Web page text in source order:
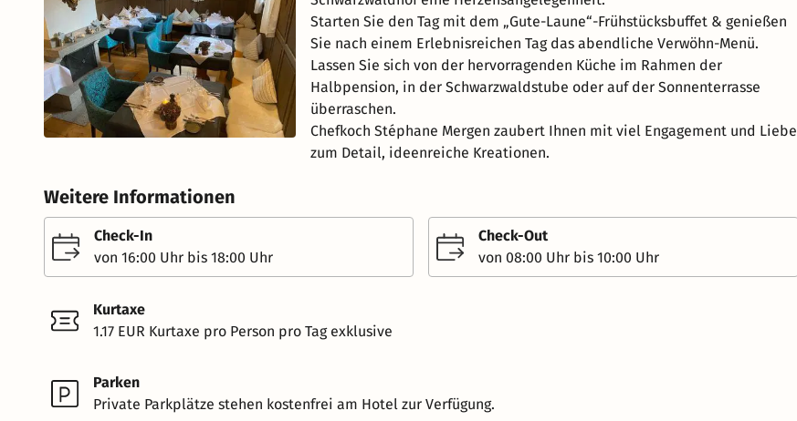
Starten Sie den Tag mit dem „Gute-Laune“-Frühstücksbuffet & genießen
Sie nach einem Erlebnisreichen Tag das abendliche Verwöhn-Menü.
Lassen Sie sich von der hervorragenden Küche im Rahmen der
Halbpension, in der Schwarzwaldstube oder auf der Sonnenterrasse
überraschen.
Chefkoch Stéphane Mergen zaubert Ihnen mit viel Engagement und Liebe
zum Detail, ideenreiche Kreationen.
Weitere Informationen
Check-In
von 16:00 Uhr bis 18:00 Uhr
Check-Out
von 08:00 Uhr bis 10:00 Uhr
Kurtaxe
1.17 EUR Kurtaxe pro Person pro Tag exklusive
Parken
Private Parkplätze stehen kostenfrei am Hotel zur Verfügung.